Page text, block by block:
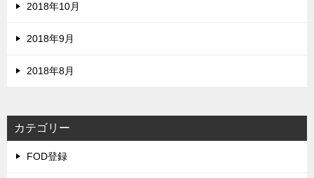
2018年10月
2018年9月
2018年8月
カテゴリー
FOD登録